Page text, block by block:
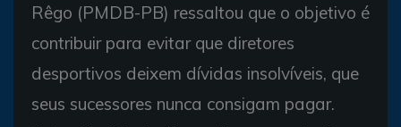
Rêgo (PMDB-PB) ressaltou que o objetivo é
contribuir para evitar que diretores
desportivos deixem dívidas insolvíveis, que
seus sucessores nunca consigam pagar.